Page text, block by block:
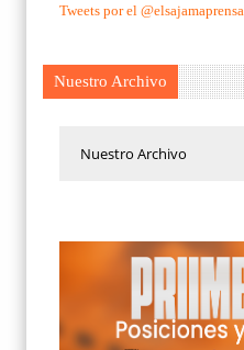
Tweets por el @elsajamaprensa.
Nuestro Archivo